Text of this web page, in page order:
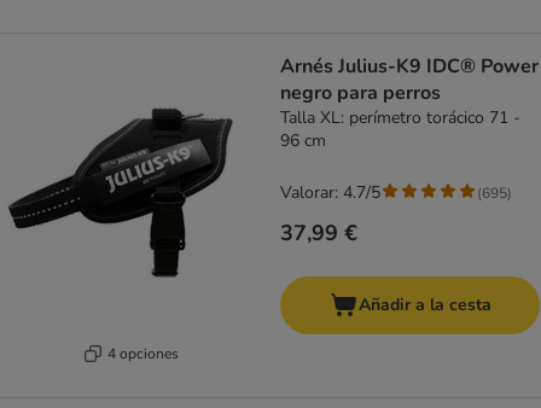
4 opciones
Arnés Julius-K9 IDC® Power
negro para perros
Talla XL: perímetro torácico 71 -
96 cm
37,99 €
Valorar: 4.7/5 (695)
Añadir a la cesta